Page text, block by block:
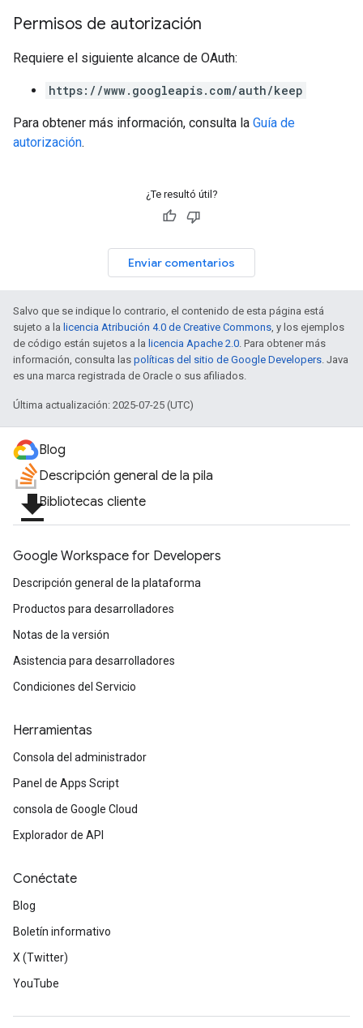
Permisos de autorización
Requiere el siguiente alcance de OAuth:
https://www.googleapis.com/auth/keep
Para obtener más información, consulta la Guía de
autorización.
¿Te resultó útil?
Enviar comentarios
Salvo que se indique lo contrario, el contenido de esta página está
sujeto a la licencia Atribución 4.0 de Creative Commons, y los ejemplos
de código están sujetos a la licencia Apache 2.0. Para obtener más
información, consulta las políticas del sitio de Google Developers. Java
es una marca registrada de Oracle o sus afiliados.
Última actualización: 2025-07-25 (UTC)
Blog
Descripción general de la pila
file_downloadBibliotecas cliente
Google Workspace for Developers
Descripción general de la plataforma
Productos para desarrolladores
Notas de la versión
Asistencia para desarrolladores
Condiciones del Servicio
Herramientas
Consola del administrador
Panel de Apps Script
consola de Google Cloud
Explorador de API
Conéctate
Blog
Boletín informativo
X (Twitter)
YouTube